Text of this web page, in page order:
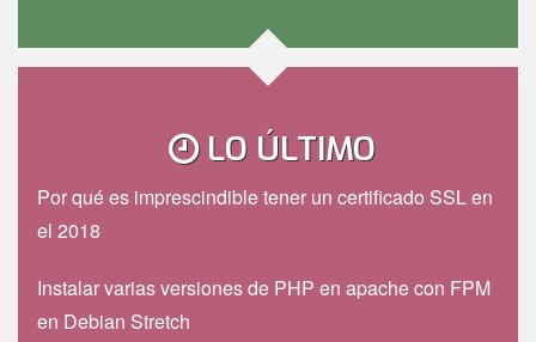
LO ÚLTIMO
Por qué es imprescindible tener un certificado SSL en
el 2018
Instalar varias versiones de PHP en apache con FPM
en Debian Stretch